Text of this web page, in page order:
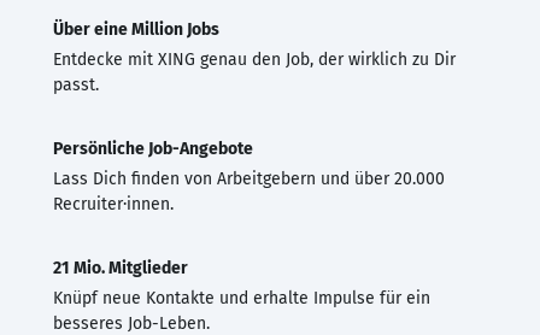
Über eine Million Jobs
Entdecke mit XING genau den Job, der wirklich zu Dir
passt.
Persönliche Job-Angebote
Lass Dich finden von Arbeitgebern und über 20.000
Recruiter·innen.
21 Mio. Mitglieder
Knüpf neue Kontakte und erhalte Impulse für ein
besseres Job-Leben.